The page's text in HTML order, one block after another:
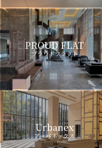
PROUD FLAT
プラウドフラット
Urbanex
アーバネックス